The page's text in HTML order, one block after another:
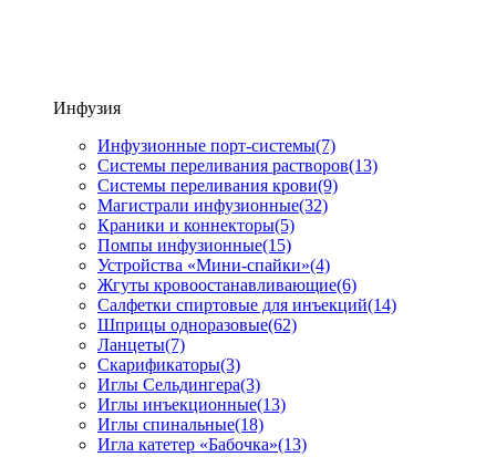
Инфузия
Инфузионные порт-системы(7)
Системы переливания растворов(13)
Системы переливания крови(9)
Магистрали инфузионные(32)
Краники и коннекторы(5)
Помпы инфузионные(15)
Устройства «Мини-спайки»(4)
Жгуты кровоостанавливающие(6)
Салфетки спиртовые для инъекций(14)
Шприцы одноразовые(62)
Ланцеты(7)
Скарификаторы(3)
Иглы Сельдингера(3)
Иглы инъекционные(13)
Иглы спинальные(18)
Игла катетер «Бабочка»(13)